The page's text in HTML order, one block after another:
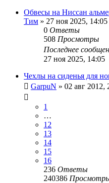
Обвесы на Ниссан
Тим » 27 ноя 2025, 14:05
0 Ответы
508 Просмотры
Последнее
27 ноя 2025, 14:05
Чехлы на сиденья для
GarpuN » 02 авг 2012,
1
…
12
13
14
15
16
236 Ответы
240386